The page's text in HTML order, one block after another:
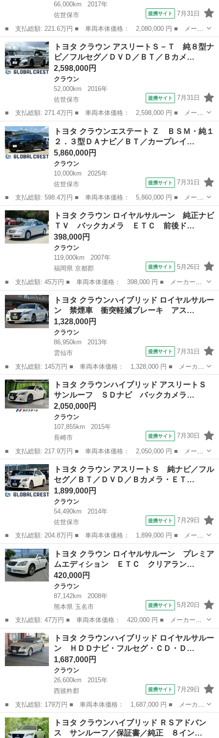
66,000km
2017年
佐世保市
提携サイト 7月31日
■ 支払総額: 221.6万円 ■ 車両本体価格： 2,080,000 円 ■ メーカ
ー名： トヨタ ■ 車種名： クラウンハイブリッド ■ グレード
名： ロイヤル ケンウッドナビ８型／フルセグ／ＤＶＤ／ＢＴ／Ｈ
ＤＭＩ／Ｂ...
長崎 佐世保市 クラウン
トヨタ クラウン アスリートＳ－Ｔ 純８型ナ
ビ／フルセグ／ＤＶＤ／ＢＴ／Ｂカメ…
2,598,000円
クラウン
52,000km
2016年
佐世保市
提携サイト 7月31日
■ 支払総額: 271.4万円 ■ 車両本体価格： 2,598,000 円 ■ メーカ
ー名： トヨタ ■ 車種名： クラウン ■ グレード名： アスリー
トＳ－Ｔ 純８型ナビ／フルセグ／ＤＶＤ／ＢＴ／Ｂカメラ・ＥＴ
Ｃ・革Ｈ／...
長崎 佐世保市 クラウン
トヨタ クラウンエステート Ｚ ＢＳＭ・純１
２．３型ＤＡナビ／ＢＴ／カープレイ…
5,860,000円
クラウン
10,000km
2025年
佐世保市
提携サイト 7月31日
■ 支払総額: 598.4万円 ■ 車両本体価格： 5,860,000 円 ■ メーカ
ー名： トヨタ ■ 車種名： クラウンエステート ■ グレード
名： Ｚ ＢＳＭ・純１２．３型ＤＡナビ／ＢＴ／カープレイ／全方
位Ｍ・革ヒー...
長崎 佐世保市 クラウン
トヨタ クラウン ロイヤルサルーン 純正ナビ
ＴＶ バックカメラ ＥＴＣ 前後ド…
398,000円
クラウン
119,000km
2007年
福岡県 京都郡
提携サイト 5月26日
■ 支払総額: 45万円 ■ 車両本体価格： 398,000 円 ■ メーカー
名： トヨタ ■ 車種名： クラウン ■ グレード名： ロイヤルサ
ルーン 純正ナビＴＶ バックカメラ ＥＴＣ 前後ドラレコ ＨＩ
Ｄライト スマー...
福岡 京都郡 クラウン
トヨタ クラウンハイブリッド ロイヤルサルー
ン 禁煙車 衝突軽減ブレーキ アス…
1,328,000円
クラウン
86,950km
2013年
雲仙市
提携サイト 7月31日
■ 支払総額: 145万円 ■ 車両本体価格： 1,328,000 円 ■ メーカー
名： トヨタ ■ 車種名： クラウンハイブリッド ■ グレード
名： ロイヤルサルーン 禁煙車 衝突軽減ブレーキ アスリート仕
様 純正ナビ ...
長崎 雲仙市 クラウン
トヨタ クラウンハイブリッド アスリートＳ
サンルーフ ＳＤナビ バックカメラ…
2,050,000円
クラウン
107,855km
2015年
長崎市
提携サイト 7月30日
■ 支払総額: 217.9万円 ■ 車両本体価格： 2,050,000 円 ■ メーカ
ー名： トヨタ ■ 車種名： クラウンハイブリッド ■ グレード
名： アスリートＳ サンルーフ ＳＤナビ バックカメラ レーダ
ークルーズ...
長崎 長崎市 クラウン
トヨタ クラウン アスリートＳ 純ナビ／フル
セグ／ＢＴ／ＤＶＤ／Ｂカメラ・ＥＴ…
1,899,000円
クラウン
54,490km
2014年
佐世保市
提携サイト 7月29日
■ 支払総額: 204.8万円 ■ 車両本体価格： 1,899,000 円 ■ メーカ
ー名： トヨタ ■ 車種名： クラウン ■ グレード名： アスリー
トＳ 純ナビ／フルセグ／ＢＴ／ＤＶＤ／Ｂカメラ・ＥＴＣ・前席Ｐ
シート・...
長崎 佐世保市 クラウン
トヨタ クラウン ロイヤルサルーン プレミア
ムエディション ＥＴＣ クリアラン…
420,000円
クラウン
87,142km
2008年
熊本県 玉名市
提携サイト 5月20日
■ 支払総額: 47万円 ■ 車両本体価格： 420,000 円 ■ メーカー
名： トヨタ ■ 車種名： クラウン ■ グレード名： ロイヤルサ
ルーン プレミアムエディション ＥＴＣ クリアランスソナー オ
ートクルーズコン...
熊本 玉名市 クラウン
トヨタ クラウンハイブリッド ロイヤルサルー
ン ＨＤＤナビ・フルセグ・ＣＤ・Ｄ…
1,687,000円
クラウン
26,600km
2015年
西彼杵郡
提携サイト 7月29日
■ 支払総額: 179万円 ■ 車両本体価格： 1,687,000 円 ■ メーカー
名： トヨタ ■ 車種名： クラウンハイブリッド ■ グレード
名： ロイヤルサルーン ＨＤＤナビ・フルセグ・ＣＤ・ＤＶＤ・Ｂ
Ｔ・バックカメ...
長崎 西彼杵郡 クラウン
トヨタ クラウンハイブリッド ＲＳアドバン
ス サンルーフ／保証書／純正 ８イン…